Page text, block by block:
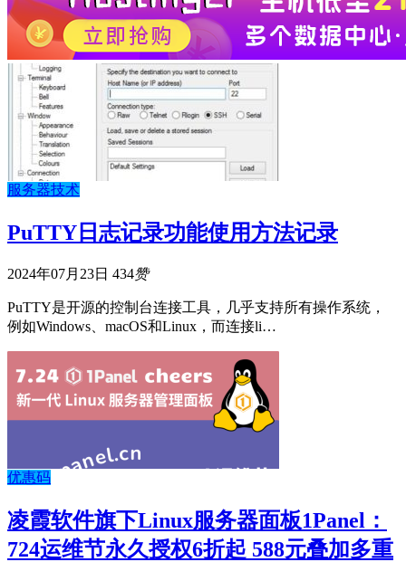
服务器技术
PuTTY日志记录功能使用方法记录
2024年07月23日 434赞
PuTTY是开源的控制台连接工具，几乎支持所有操作系统，
例如Windows、macOS和Linux，而连接li…
优惠码
凌霞软件旗下Linux服务器面板1Panel：
724运维节永久授权6折起 588元叠加多重